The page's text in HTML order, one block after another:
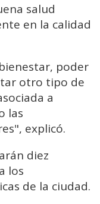
salud
en la calidad
poder
otro tipo de
a
las
explicó.
diez
los
de la ciudad.